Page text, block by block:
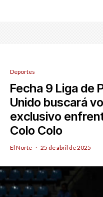
Deportes
Fecha 9 Liga de
Unido buscará
exclusivo
Colo Colo
El Norte · 25 de abril de 2025